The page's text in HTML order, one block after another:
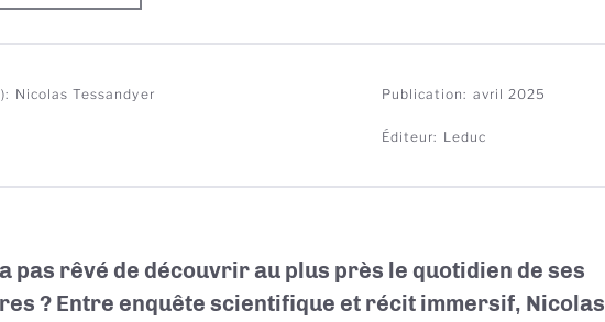
Nicolas Tessandyer Publication avril 2025
Éditeur Leduc
pas rêvé de découvrir au plus près le quotidien de ses
? Entre enquête scientifique et récit immersif, Nicolas